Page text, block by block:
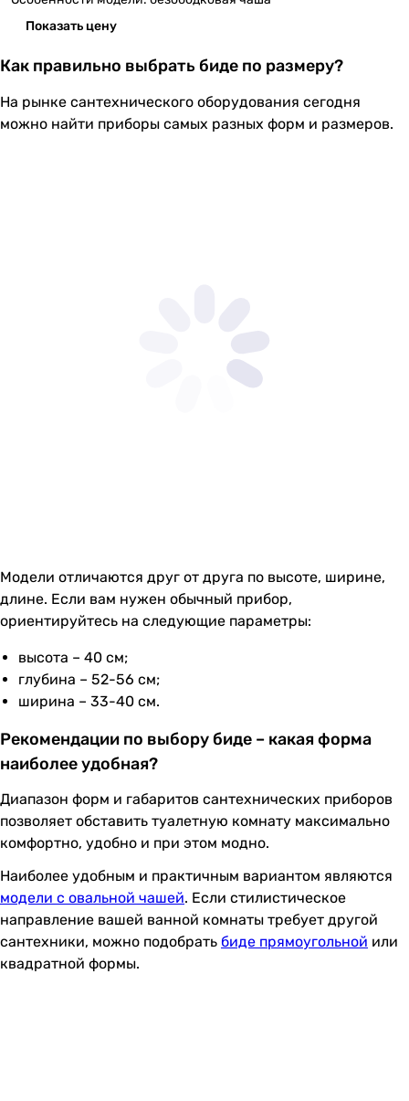
Показать цену
Как правильно выбрать биде по размеру?
На рынке сантехнического оборудования сегодня
можно найти приборы самых разных форм и размеров.
Модели отличаются друг от друга по высоте, ширине,
длине. Если вам нужен обычный прибор,
ориентируйтесь на следующие параметры:
высота – 40 см;
глубина – 52-56 см;
ширина – 33-40 см.
Рекомендации по выбору биде – какая форма
наиболее удобная?
Диапазон форм и габаритов сантехнических приборов
позволяет обставить туалетную комнату максимально
комфортно, удобно и при этом модно.
Наиболее удобным и практичным вариантом являются
модели с овальной чашей. Если стилистическое
направление вашей ванной комнаты требует другой
сантехники, можно подобрать биде прямоугольной или
квадратной формы.